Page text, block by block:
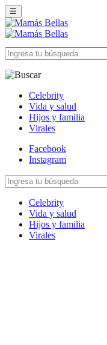
☰
Celebrity
Vida y salud
Hijos y familia
Virales
Facebook
Instagram
Celebrity
Vida y salud
Hijos y familia
Virales